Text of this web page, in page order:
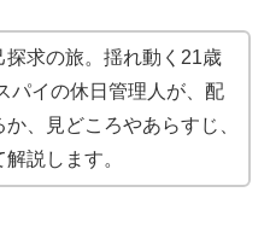
探求の旅。揺れ動く21歳
パイの休日管理人が、配
、見どころやあらすじ、
説します。